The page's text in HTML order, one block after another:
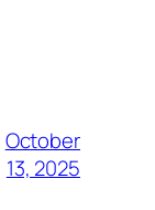
October
13, 2025